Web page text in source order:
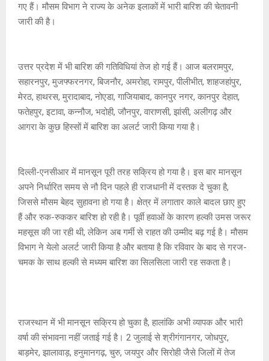
गए हैं। मौसम विभाग ने राज्य के अनेक इलाकों में भारी बारिश की चेतावनी
जारी की है।
उत्तर प्रदेश में भी बारिश की गतिविधियां तेज हो गई हैं। आज बलरामपुर,
सहारनपुर, मुजफ्फरनगर, बिजनौर, अमरोहा, रामपुर, पीलीभीत, शाहजहांपुर,
मेरठ, हाथरस, मुरादाबाद, नोएडा, गाजियाबाद, कानपुर नगर, कानपुर देहात,
फतेहपुर, इटावा, कन्नौज, भदोही, जौनपुर, वाराणसी, झांसी, अलीगढ़ और
आगरा के कुछ हिस्सों में बारिश का अलर्ट जारी किया गया है।
दिल्ली-एनसीआर में मानसून पूरी तरह सक्रिय हो गया है। इस बार मानसून
अपने निर्धारित समय से नौ दिन पहले ही राजधानी में दस्तक दे चुका है,
जिससे मौसम बेहद सुहावना हो गया है। क्षेत्र में लगातार काले बादल छाए हुए
हैं और रुक-रुककर बारिश हो रही है। पूर्वी हवाओं के कारण हल्की उमस जरूर
महसूस की जा रही थी, लेकिन अब गर्मी से राहत की उम्मीद बढ़ गई है। मौसम
विभाग ने येलो अलर्ट जारी किया है और बताया है कि रविवार के बाद से गरज-
चमक के साथ हल्की से मध्यम बारिश का सिलसिला जारी रह सकता है।
राजस्थान में भी मानसून सक्रिय हो चुका है, हालांकि अभी व्यापक और भारी
वर्षा की संभावना नहीं जताई गई है। 2 जुलाई से श्रीगंगानगर, जोधपुर,
बाड़मेर, झालावाड़, हनुमानगढ़, चुरु, जयपुर और सिरोही जैसे जिलों में तेज